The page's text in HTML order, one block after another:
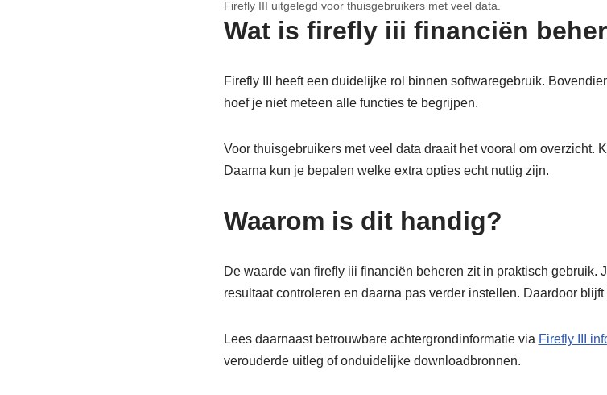
Firefly III uitgelegd voor thuisgebruikers met veel data.
Wat is firefly iii financiën
Firefly III heeft een duidelijke rol binnen softwaregebruik.
hoef je niet meteen alle functies te begrijpen.
Voor thuisgebruikers met veel data draait het vooral om overzicht.
Daarna kun je bepalen welke extra opties echt nuttig zijn.
Waarom is dit handig?
De waarde van firefly iii financiën beheren zit in praktisch gebruik.
resultaat controleren en daarna pas verder instellen. Daardoor
Lees daarnaast betrouwbare achtergrondinformatie via Firefly III
verouderde uitleg of onduidelijke downloadbronnen.